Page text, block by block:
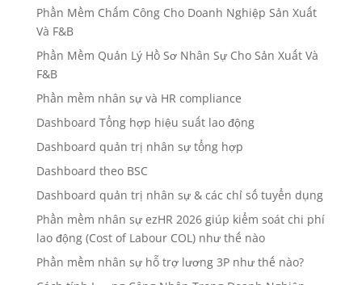
Phần Mềm Chấm Công Cho Doanh Nghiệp Sản Xuất
Và F&B
Phần Mềm Quản Lý Hồ Sơ Nhân Sự Cho Sản Xuất Và
F&B
Phần mềm nhân sự và HR compliance
Dashboard Tổng hợp hiệu suất lao động
Dashboard quản trị nhân sự tổng hợp
Dashboard theo BSC
Dashboard quản trị nhân sự & các chỉ số tuyển dụng
Phần mềm nhân sự ezHR 2026 giúp kiểm soát chi phí
lao động (Cost of Labour COL) như thế nào
Phần mềm nhân sự hỗ trợ lương 3P như thế nào?